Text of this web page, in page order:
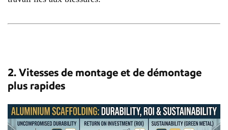
2. Vitesses de montage et de démontage
plus rapides